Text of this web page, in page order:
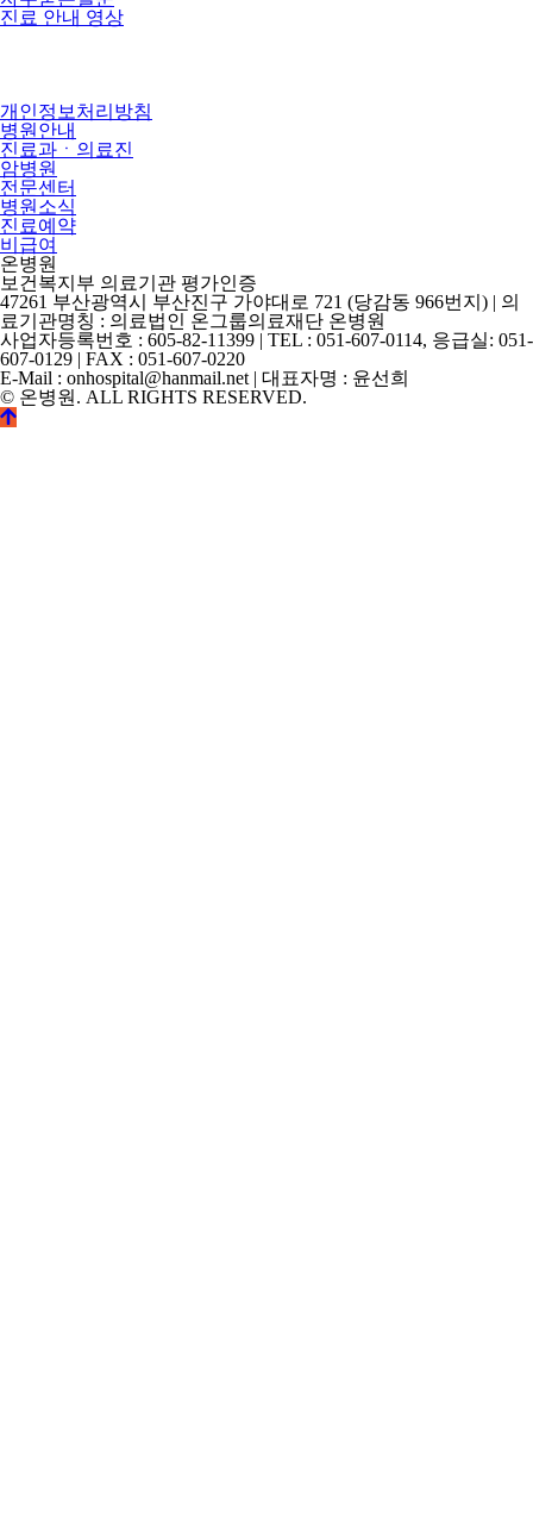
진료 안내 영상
개인정보처리방침
병원안내
진료과ㆍ의료진
암병원
전문센터
병원소식
진료예약
비급여
온병원
보건복지부 의료기관 평가인증
47261 부산광역시 부산진구 가야대로 721 (당감동 966번지) | 의
료기관명칭 : 의료법인 온그룹의료재단 온병원
사업자등록번호 : 605-82-11399 | TEL : 051-607-0114, 응급실: 051-
607-0129 | FAX : 051-607-0220
E-Mail : onhospital@hanmail.net | 대표자명 : 윤선희
© 온병원. ALL RIGHTS RESERVED.
©
k2s0o2d0e0s1i0g1n.